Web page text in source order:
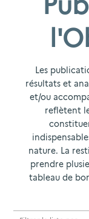
Les
résultats et
et/ou
reflètent
nature. La
prendre
tableau de